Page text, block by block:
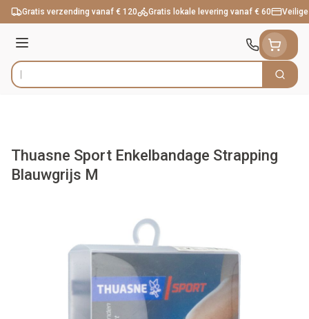
Ga naar de inhoud
Gratis verzending vanaf € 120 Gratis lokale levering vanaf € 60
Menu
Product, merk, categorie... Zoek
Thuasne Sport Enkelbandage Strapping
Blauwgrijs M